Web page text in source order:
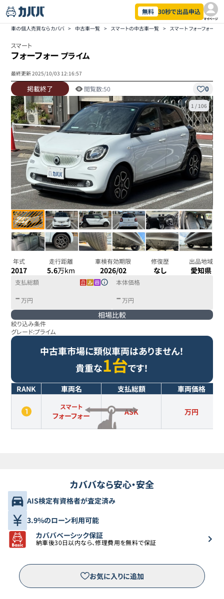
無料 30秒で出品申込
マイページ
車の個人売買ならカババ > 中古車一覧 > スマートの中古車一覧 > スマート フォーフォーの
スマート
フォーフォー プライム
最終更新2025/10/03 12:16:57
掲載終了 閲覧数:50 0
1 / 106
年式
2017
走行距離
5.6万km
車検有効期限
2026/02
修復歴
なし
出品地域
愛知県
支払総額
- 万円
本体価格
- 万円
相場比較
絞り込み条件
グレード:プライム
中古車市場に類似車両はありません！
貴重な1台です！
RANK 車両名 支払総額 車両価格
スマート
フォーフォー ASK 万円
カババなら安心・安全
AIS検定有資格者が査定済み
3.9%のローン利用可能
カババベーシック保証
納車後30日以内なら、修理費用を無料で保証
お気に入りに追加